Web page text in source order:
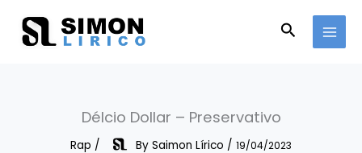
content
Search
Délcio Dollar – Preservativo
Rap / By Saimon Lírico / 19/04/2023